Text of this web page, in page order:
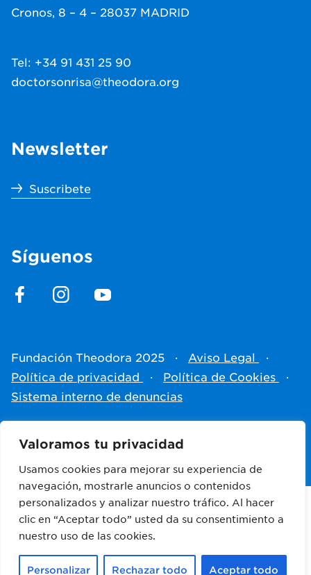
Valoramos tu privacidad
Usamos cookies para mejorar su experiencia de
navegación, mostrarle anuncios o contenidos
personalizados y analizar nuestro tráfico. Al hacer
clic en “Aceptar todo” usted da su consentimiento a
nuestro uso de las cookies.
Personalizar Rechazar todo Aceptar todo
Cronos, 8 – 4 – 28037 MADRID
Tel: +34 91 431 25 90
doctorsonrisa@theodora.org
Newsletter
Suscribete
Síguenos
Fundación Theodora 2025 · Aviso Legal
·
Política de privacidad
· Política de Cookies
·
Sistema interno de denuncias
Empresas colaboradoras